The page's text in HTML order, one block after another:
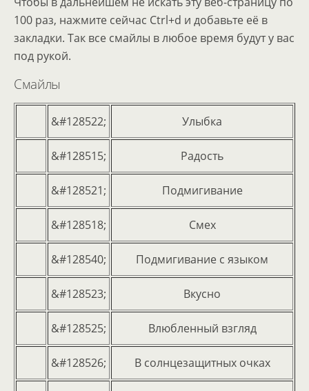
100 раз, нажмите сейчас Ctrl+d и добавьте её в
закладки. Так все смайлы в любое время будут у вас
под рукой.
Смайлы
&#128522; Улыбка
&#128515; Радость
&#128521; Подмигивание
&#128518; Смех
&#128540; Подмигивание с языком
&#128523; Вкусно
&#128525; Влюбленный взгляд
&#128526; В солнцезащитных очках